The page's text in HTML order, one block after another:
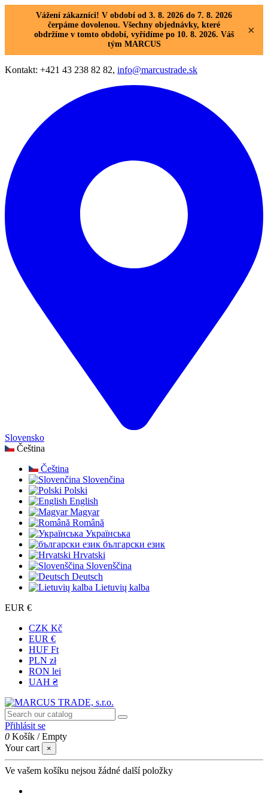
Vážení zákazníci! V období od 3. 8. 2026 do 7. 8. 2026
čerpáme dovolenou. Všechny objednávky, které
obdržíme v tomto období, vyřídíme po 10. 8. 2026. Váš
tým MARCUS
×
Kontakt: +421 43 238 82 82, info@marcustrade.sk
Slovensko
Čeština
Čeština
Slovenčina
Polski
English
Magyar
Română
Українська
български език
Hrvatski
Slovenščina
Deutsch
Lietuvių kalba
EUR €
CZK Kč
EUR €
HUF Ft
PLN zł
RON lei
UAH ₴
Přihlásit se
0 Košík /Empty
Your cart
×
Ve vašem košíku nejsou žádné další položky